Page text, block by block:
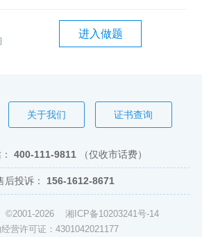
进入做题
关于我们 证书查询
400-111-9811 （仅收市话费）
后投诉： 156-1612-8671
©2001-2026 湘ICP备10203241号-14
营许可证：4301042021177